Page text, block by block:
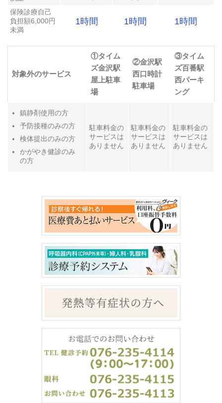
保険診療自己
負担額6,000円
未満
1時間 1時間 1時間
対象外のサービス
①タイム
ズ金沢駅
屋上駐車
場
②金沢駅
西口時計
駐車場
③タイム
ズ百番駅
西パーキ
ング
鎮静剤使用の方
予防接種のみの方
検体提出のみの方
かがやき健診のみ
の方
駐車料金の
サービスは
ありません
駐車料金の
サービスは
ありません
駐車料金の
サービスは
ありません